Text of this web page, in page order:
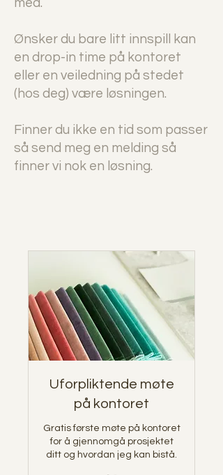
med.
Ønsker du bare litt innspill kan
en drop-in time på kontoret
eller en veiledning på stedet
(hos deg) være løsningen.
Finner du ikke en tid som passer
så send meg en melding så
finner vi nok en løsning.
Uforpliktende møte
på kontoret
Gratis første møte på kontoret
for å gjennomgå prosjektet
ditt og hvordan jeg kan bistå.